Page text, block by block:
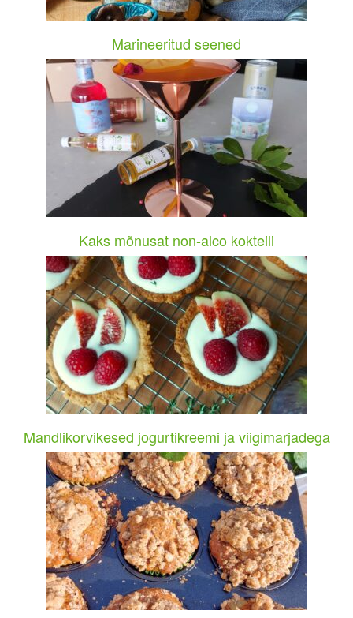
Marineeritud seened
Kaks mõnusat non-alco kokteili
Mandlikorvikesed jogurtikreemi ja viigimarjadega